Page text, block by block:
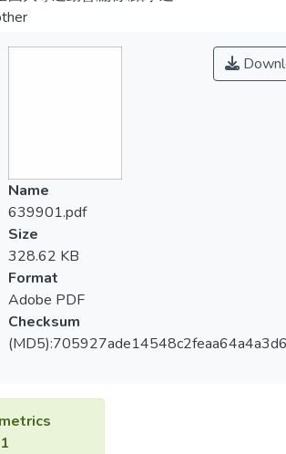
Name
639901.pdf
Size
328.62 KB
Format
Adobe PDF
Checksum
1